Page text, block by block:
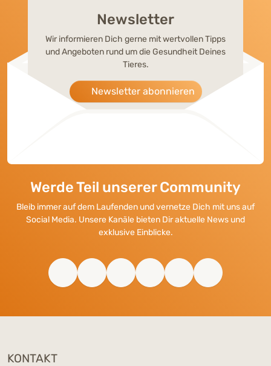
Newsletter
Wir informieren Dich gerne mit wertvollen Tipps
und Angeboten rund um die Gesundheit Deines
Tieres.
Newsletter abonnieren
Werde Teil unserer Community
Bleib immer auf dem Laufenden und vernetze Dich mit uns auf
Social Media. Unsere Kanäle bieten Dir aktuelle News und
exklusive Einblicke.
KONTAKT